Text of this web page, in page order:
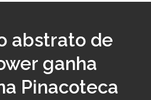
abstrato de
ganha
Pinacoteca